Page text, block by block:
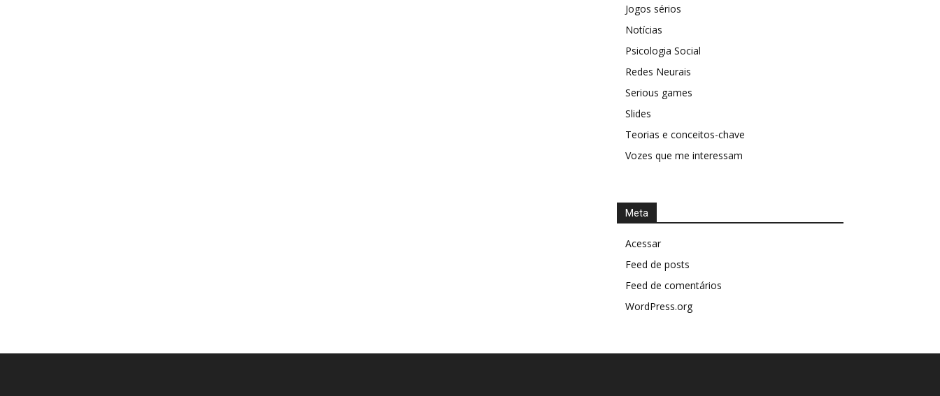
Jogos sérios
Notícias
Psicologia Social
Redes Neurais
Serious games
Slides
Teorias e conceitos-chave
Vozes que me interessam
Meta
Acessar
Feed de posts
Feed de comentários
WordPress.org